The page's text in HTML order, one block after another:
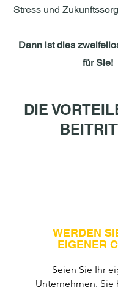
Stress und
Dann ist dies
für Sie!
DIE
WERDEN
EIGENER
Seien Sie Ihr
Unternehmen. Sie